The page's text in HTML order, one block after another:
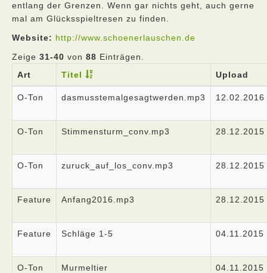
entlang der Grenzen. Wenn gar nichts geht, auch gerne
mal am Glücksspieltresen zu finden.
Website: http://www.schoenerlauschen.de
Zeige 31-40 von 88 Einträgen.
Art
Titel Upload
O-Ton dasmusstemalgesagtwerden.mp3 12.02.2016
O-Ton Stimmensturm_conv.mp3 28.12.2015
O-Ton zuruck_auf_los_conv.mp3 28.12.2015
Feature Anfang2016.mp3 28.12.2015
Feature Schläge 1-5 04.11.2015
O-Ton Murmeltier 04.11.2015